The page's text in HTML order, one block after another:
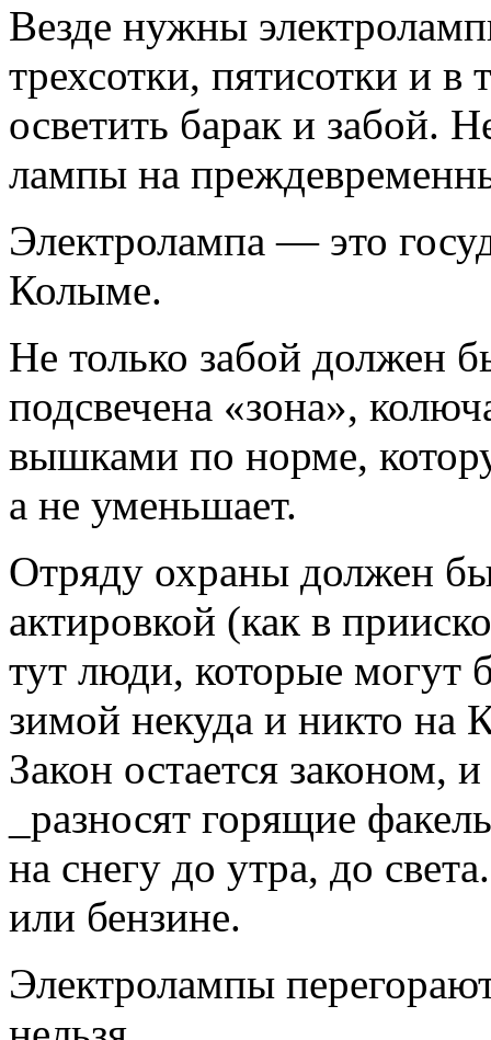
Везде нужны
трехсотки, пятисотки и
осветить барак и забой.
лампы на
Электролампа — это
Колыме.
Не только забой должен
подсвечена «зона»,
вышками по норме,
а не уменьшает.
Отряду охраны должен
актировкой (как в
тут люди, которые могут
зимой некуда и никто на
Закон остается законом,
_разносят горящие
на снегу до утра, до
или бензине.
Электролампы